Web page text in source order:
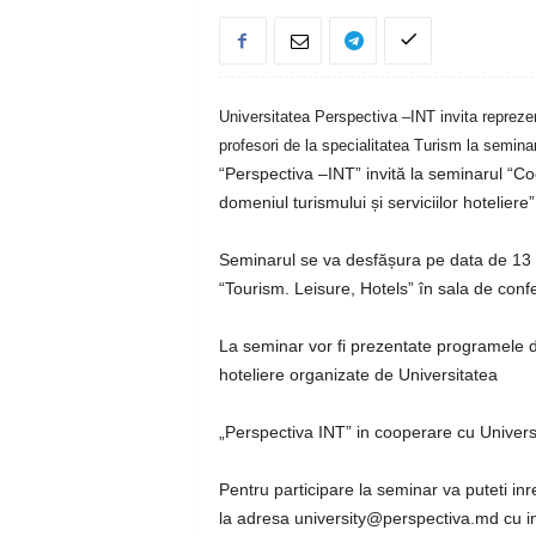
Universitatea Perspectiva –INT invita
profesori de la specialitatea Turism la
“Perspectiva –INT” invită la seminarul
domeniul turismului și serviciilor hoteliere”.
Seminarul se va desfășura pe data de
“Tourism. Leisure, Hotels” în sala de
La seminar vor fi prezentate programele
hoteliere organizate de Universitatea
„Perspectiva INT” in cooperare cu
Pentru participare la seminar va puteti
la adresa university@perspectiva.md cu